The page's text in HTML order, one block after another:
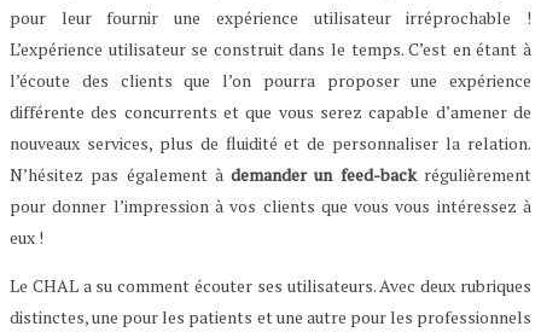
pour leur fournir une expérience utilisateur irréprochable !
L’expérience utilisateur se construit dans le temps. C’est en étant à
l’écoute des clients que l’on pourra proposer une expérience
différente des concurrents et que vous serez capable d’amener de
nouveaux services, plus de fluidité et de personnaliser la relation.
N’hésitez pas également àdemander un feed-backrégulièrement
pour donner l’impression à vos clients que vous vous intéressez à
eux !
Le CHAL a su comment écouter ses utilisateurs. Avec deux rubriques
distinctes, une pour les patients et une autre pour les professionnels